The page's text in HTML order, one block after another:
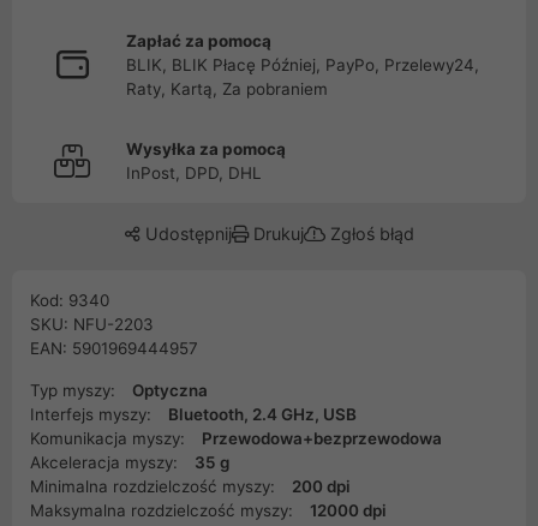
Zapłać za pomocą
BLIK, BLIK Płacę Później, PayPo, Przelewy24,
Raty, Kartą, Za pobraniem
Wysyłka za pomocą
InPost, DPD, DHL
Udostępnij Drukuj Zgłoś błąd
Kod: 9340
SKU: NFU-2203
EAN: 5901969444957
Typ myszy:
Optyczna
Interfejs myszy:
Bluetooth, 2.4 GHz, USB
Komunikacja myszy:
Przewodowa+bezprzewodowa
Akceleracja myszy:
35 g
Minimalna rozdzielczość myszy:
200 dpi
Maksymalna rozdzielczość myszy:
12000 dpi